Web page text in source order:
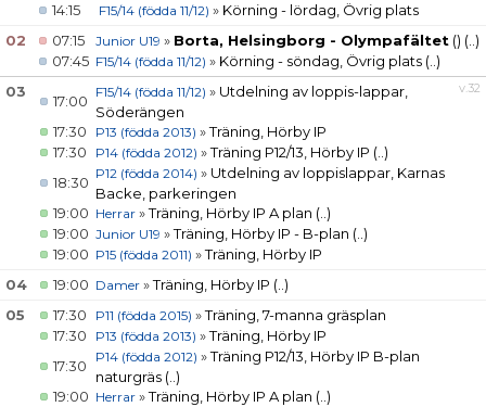
DOKUMENT
SHOP
UTHYRNING (LOKAL/TÄLT/MÖBLER)
LOPPIS
14:15
F15/14 (födda 11/12) » Körning - lördag, Övrig plats
02
07:15 Junior U19 » Borta, Helsingborg - Olympafältet () (..)
07:45 F15/14 (födda 11/12) » Körning - söndag, Övrig plats (..)
v.32
03
17:00
F15/14 (födda 11/12) » Utdelning av loppis-lappar,
Söderängen
17:30
P13 (födda 2013) »Träning, Hörby IP
17:30
P14 (födda 2012) »Träning P12/13, Hörby IP (..)
18:30
P12 (födda 2014) » Utdelning av loppislappar, Karnas
Backe, parkeringen
19:00 Herrar »Träning, Hörby IP A plan (..)
19:00 Junior U19 »Träning, Hörby IP - B-plan (..)
19:00 P15 (födda 2011) »Träning, Hörby IP
04
19:00 Damer »Träning, Hörby IP (..)
05
17:30 P11 (födda 2015) »Träning, 7-manna gräsplan
17:30
P13 (födda 2013) »Träning, Hörby IP
17:30
P14 (födda 2012) »Träning P12/13, Hörby IP B-plan
naturgräs (..)
19:00 Herrar »Träning, Hörby IP A plan (..)